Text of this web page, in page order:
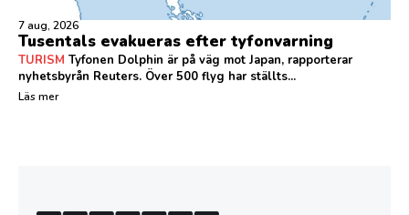
7 aug, 2026
Tusentals evakueras efter tyfonvarning
TURISM Tyfonen Dolphin är på väg mot Japan, rapporterar
nyhetsbyrån Reuters. Över 500 flyg har ställts...
Läs mer